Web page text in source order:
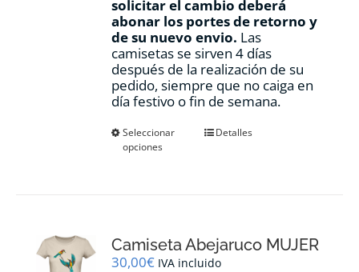
solicitar el cambio deberá
abonar los portes de retorno y
de su nuevo envio. Las
camisetas se sirven 4 días
después de la realización de su
pedido, siempre que no caiga en
día festivo o fin de semana.
Seleccionar
opciones
Este
se
pueden
Detalles
Camiseta Abejaruco MUJER
30,00€ IVA incluido